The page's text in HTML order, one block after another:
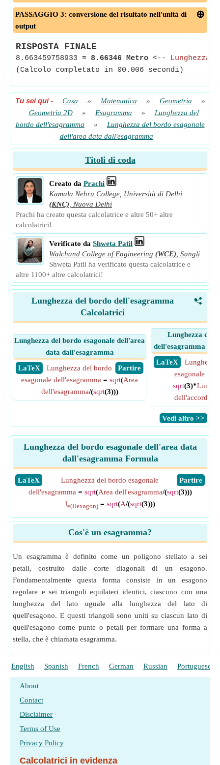
PASSAGGIO 3: conversione del risultato nell'unità di
output
RISPOSTA FINALE
8.663459758933 ≈ 8.66346 Metro <-- Lunghezza
(Calcolo completato in 00.006 secondi)
Tu sei qui- Casa » Matematica » Geometria
»
Geometria 2D
» Esagramma »
Lunghezza del
bordo dell'esagramma
»
Lunghezza del bordo esagonale
dell'area data dall'esagramma
Titoli di coda
Creato da Prachi
Kamala Nehru College, Università di Delhi
(KNC)
Nuova Delhi
Prachi ha creato questa calcolatrice e altre 50+ altre
calcolatrici!
Verificato da Shweta Patil
Walchand College of Engineering (WCE) Sangli
Shweta Patil ha verificato questa calcolatrice e
altre 1100+ altre calcolatrici!
<
Lunghezza del bordo dell'esagramma
Calcolatrici
Lunghezza del bordo esagonale dell'area
data dall'esagramma
​ LaTeX
​ Partire
Lunghezza del bordo
esagonale dell'esagramma = sqrt(Area
dell'esagramma/(sqrt(3)))
Lunghezza del
dell'esagramma
​ LaTeX
esagonale
sqrt(3)*
dell'accordo
​Vedi altro >>
Lunghezza del bordo esagonale dell'area data
dall'esagramma Formula
​LaTeX ​Partire
Lunghezza del bordo esagonale
dell'esagramma = sqrt(Area dell'esagramma/(sqrt(3)))
le(Hexagon)= sqrt(A/(sqrt(3)))
Cos'è un esagramma?
Un esagramma è definito come un poligono stellato a sei
petali, costruito dalle corte diagonali di un esagono.
Fondamentalmente questa forma consiste in un esagono
regolare e sei triangoli equilateri identici, ciascuno con una
lunghezza del lato uguale alla lunghezza del lato di
quell'esagono. E questi triangoli sono uniti su ciascun lato di
quell'esagono come punte o petali per formare una forma a
stella, che è chiamata esagramma.
English Spanish French German Russian Portuguese
About
Contact
Disclaimer
Terms of Use
Privacy Policy
Calcolatrici in evidenza